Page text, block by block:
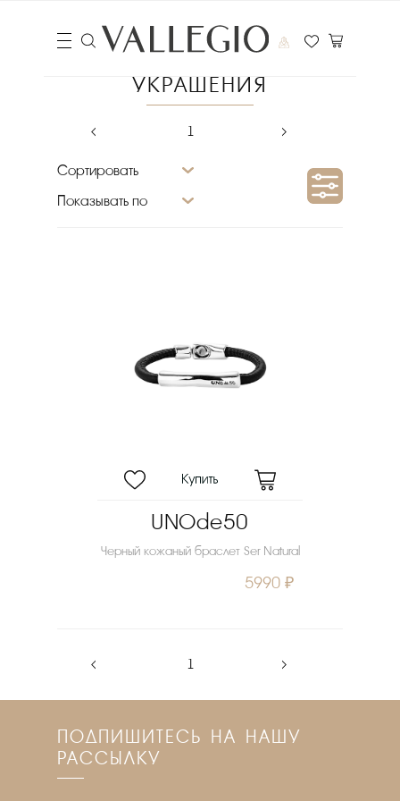
УКРАШЕНИЯ
‹ 1 ›
Сортировать
Показывать по
Очистить фильтры
UNOde50
Черный кожаный браслет Ser Natural
5990 ₽
‹ 1 ›
ПОДПИШИТЕСЬ НА НАШУ
РАССЫЛКУ